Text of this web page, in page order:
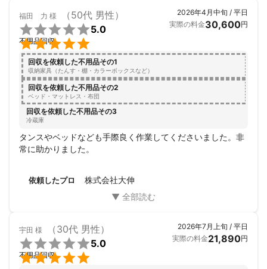
福田 力 様 （50代 男性）


5.0
不用品回収
2026年4月中旬 / 平日
実際の料金30,600円
回収を依頼した不用品その1
収納家具（たんす・棚・カラーボックスなど）
回収を依頼した不用品その2
ベッド・マットレス・布団
回収を依頼した不用品その3
冷蔵庫
タンスやベッドなども手際良く作業してくださいました。非
常に助かりました。
依頼したプロ 株式会社大伸
宇田 様 （30代 男性）


5.0
不用品回収
2026年7月上旬 / 平日
実際の料金21,890円